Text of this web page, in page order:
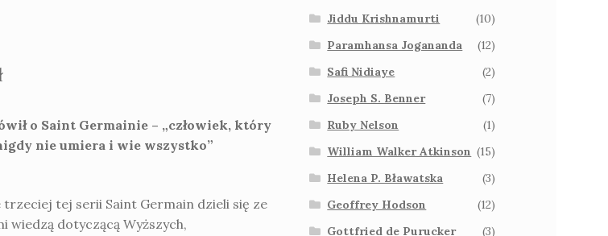
o Saint Germainie – „człowiek, który
nie umiera i wie wszystko”
trzeciej tej serii Saint Germain dzieli się ze
wiedzą dotyczącą Wyższych,
Jiddu Krishnamurti
(10)
Paramhansa Jogananda
(12)
Safi Nidiaye
(2)
Joseph S. Benner
(7)
Ruby Nelson
(1)
William Walker Atkinson (15)
Helena P. Bławatska
(3)
Geoffrey Hodson
(12)
Gottfried de Purucker
(3)